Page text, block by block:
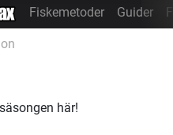
Fiskemetoder Guider
här!